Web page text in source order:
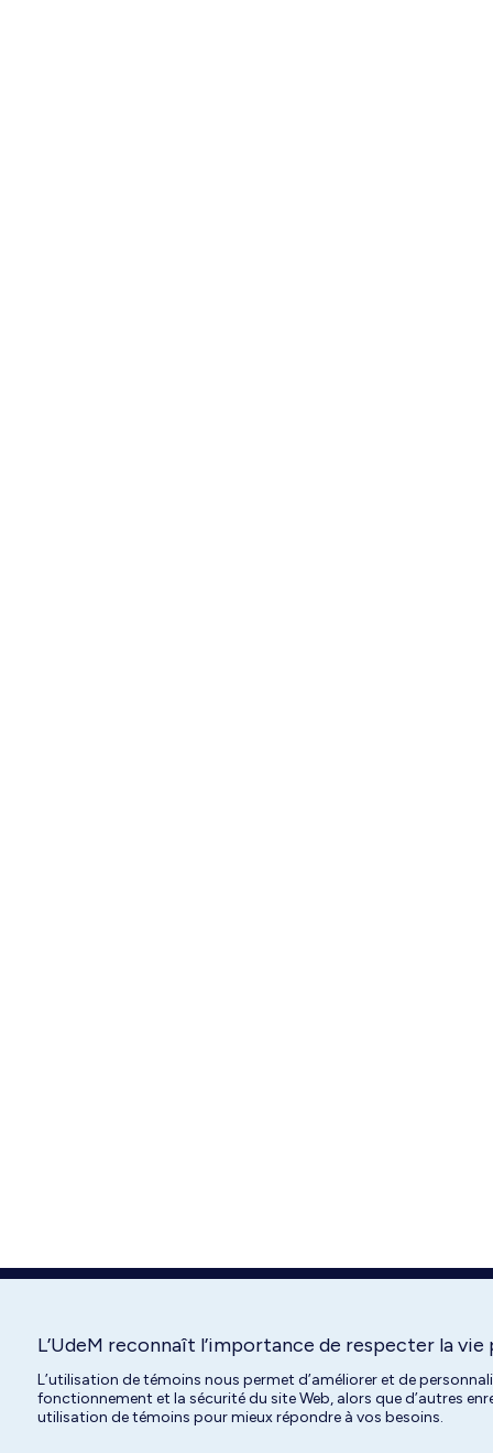
L’UdeM reconnaît l’importance de respecter la vie
L’utilisation de témoins nous permet d’améliorer et de
fonctionnement et la sécurité du site Web, alors que d’autres
utilisation de témoins pour mieux répondre à vos besoins.